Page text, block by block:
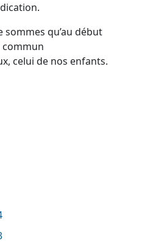
sommes qu’au début
commun
celui de nos enfants.